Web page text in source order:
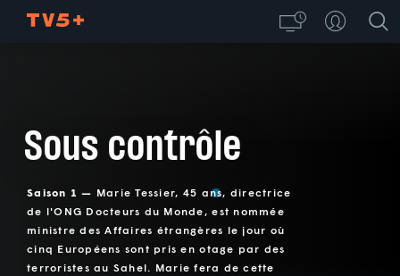
Sous contrôle
Saison 1 — Marie Tessier, 45 ans, directrice
de l'ONG Docteurs du Monde, est nommée
ministre des Affaires étrangères le jour où
cinq Européens sont pris en otage par des
terroristes au Sahel. Marie fera de cette